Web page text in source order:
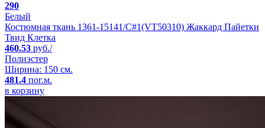
290
Белый
Костюмная ткань 1361-15141/C#1(VT50310) Жаккард Пайетки
Твид Клетка
460.53 руб./
Полиэстер
Ширина: 150 см.
481.4 пог.м.
в корзину